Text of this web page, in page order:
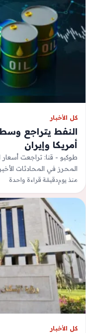
كل الأخبار
النفط يتراجع
أمريكا وإيران
طوكيو - قنا: تراجعت أسعار
المحرز في المحادثات
منذ يومدقيقة قراءة واحدة
كل الأخبار